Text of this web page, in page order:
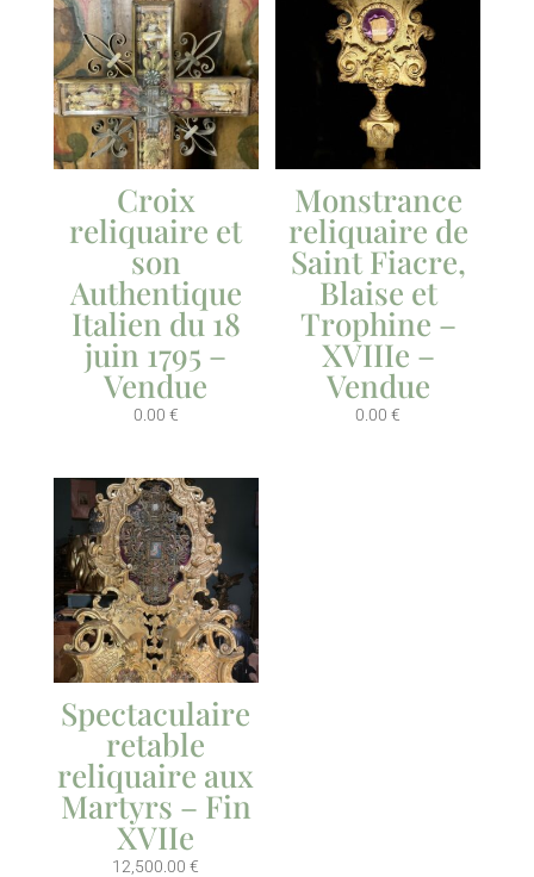
Croix
reliquaire et
son
Authentique
Italien du 18
juin 1795 –
Vendue
0.00 €
Monstrance
reliquaire de
Saint Fiacre,
Blaise et
Trophine –
XVIIIe –
Vendue
0.00€
Spectaculaire
retable
reliquaire aux
Martyrs – Fin
XVIIe
12,500.00€